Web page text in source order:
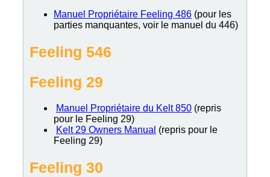
Manuel Propriétaire Feeling 486 (pour les
parties manquantes, voir le manuel du 446)
Feeling 546
Feeling 29
Manuel Propriétaire du Kelt 850 (repris
pour le Feeling 29)
Kelt 29 Owners Manual (repris pour le
Feeling 29)
Feeling 30